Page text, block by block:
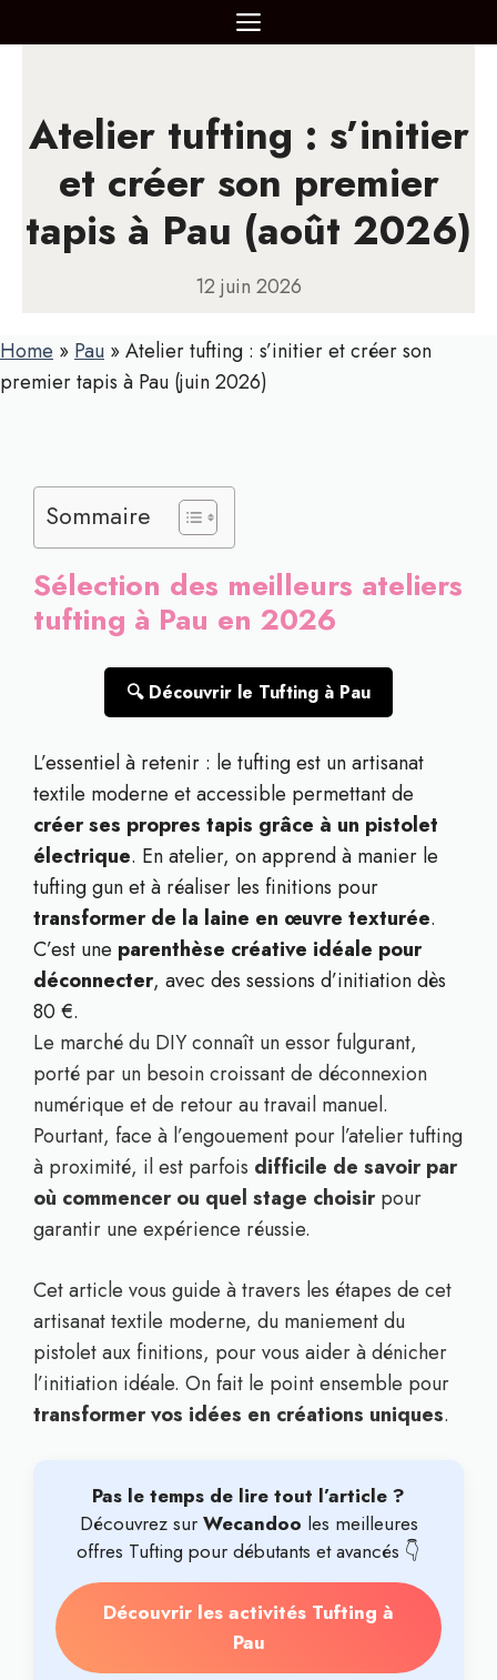
au
MENU
Atelier tufting : s’initier
et créer son premier
tapis à Pau (août 2026)
12 juin 2026
Home » Pau »Atelier tufting : s’initier et créer son
premier tapis à Pau (juin 2026)
Sommaire
Sélection des meilleurs ateliers
tufting à Pau en 2026
🔍 Découvrir le Tufting à Pau
L’essentiel à retenir : le tufting est un artisanat
textile moderne et accessible permettant de
créer ses propres tapis grâce à un pistolet
électrique. En atelier, on apprend à manier le
tufting gun et à réaliser les finitions pour
transformer de la laine en œuvre texturée.
C’est une parenthèse créative idéale pour
déconnecter, avec des sessions d’initiation dès
80 €.
Le marché du DIY connaît un essor fulgurant,
porté par un besoin croissant de déconnexion
numérique et de retour au travail manuel.
Pourtant, face à l’engouement pour l’atelier tufting
à proximité, il est parfois difficile de savoir par
où commencer ou quel stage choisirpour
garantir une expérience réussie.
Cet article vous guide à travers les étapes de cet
artisanat textile moderne, du maniement du
pistolet aux finitions, pour vous aider à dénicher
l’initiation idéale. On fait le point ensemble pour
transformer vos idées en créations uniques.
Pas le temps de lire tout l’article ?
Découvrez sur Wecandoo les meilleures
offres Tufting pour débutants et avancés 👇
Découvrir les activités Tufting à
Pau